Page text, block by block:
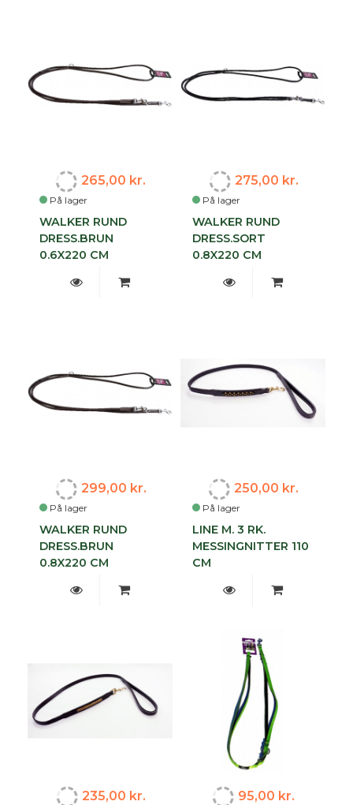
På lager
265,00 kr.
WALKER RUND
DRESS.BRUN
0.6X220 CM
På lager
275,00 kr.
WALKER RUND
DRESS.SORT
0.8X220 CM
På lager
299,00 kr.
WALKER RUND
DRESS.BRUN
0.8X220 CM
På lager
250,00 kr.
LINE M. 3 RK.
MESSINGNITTER 110
CM
235,00 kr. 95,00 kr.